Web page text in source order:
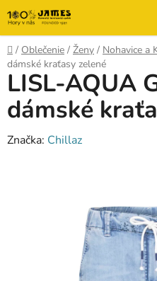
Prejsť
na
obsah
Domov
/ Oblečenie / Ženy / Nohavice a
dámské kraťasy zelené
LISL-AQUA
dámské
Značka: Chillaz